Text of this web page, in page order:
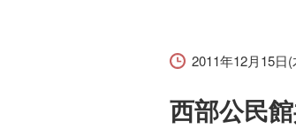
2011年12月15日(
西部公民